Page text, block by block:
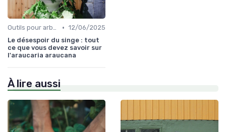
Outils pour arbres et arbustes • 12/06/2025
Le désespoir du singe : tout
ce que vous devez savoir sur
l'araucaria araucana
À lire aussi